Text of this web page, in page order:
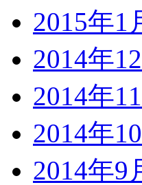
2015年1
2014年
2014年
2014年
2014年9